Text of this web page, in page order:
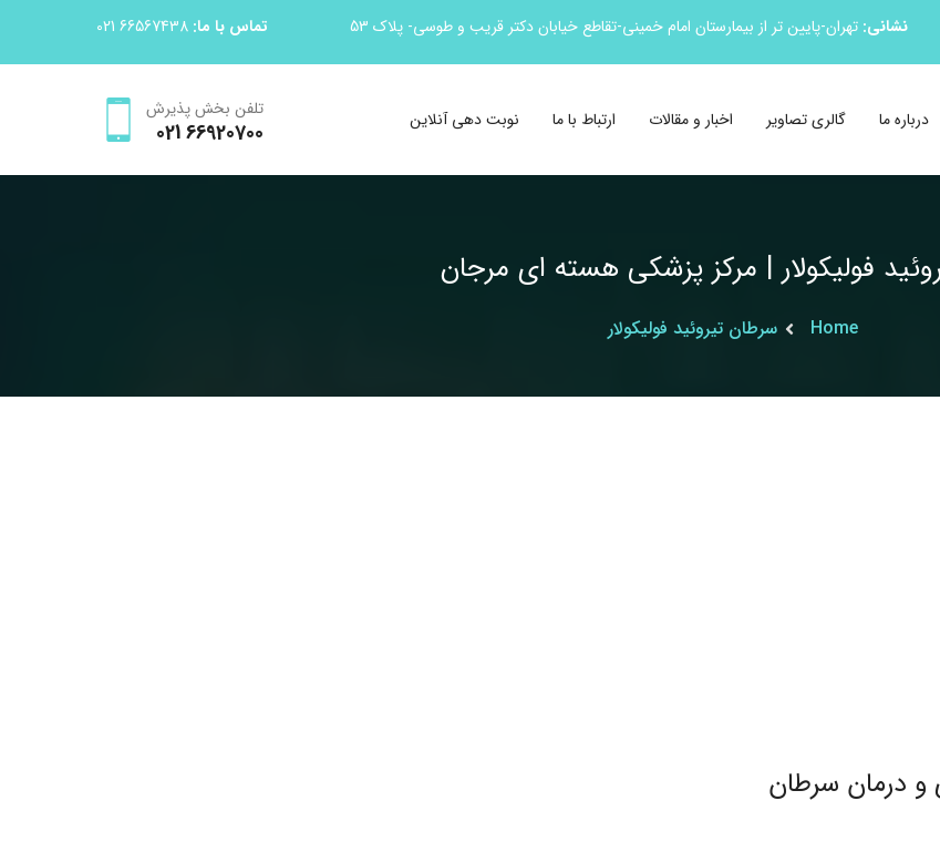
نشانی: تهران-پایین تر از بیمارستان امام خمینی-تقاطع خیابان دکتر قریب و طوسی- پلاک 53 تماس با ما: 66567438 021
درباره ما گالری تصاویر اخبار و مقالات ارتباط با ما نوبت دهی آنلاین تلفن بخش پذیرش
66920700 021
فولیکولار | مرکز پزشکی هسته ای مرجان
Home سرطان تیروئید فولیکولار
درمان سرطان